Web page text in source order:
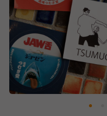
20代や30代の若手正社員
店長は評価や売上予算達
可能です♪
実力次第で随時昇格・昇
スキルを存分に発揮して
2017年の創業以来、破
勢いを止めない為にも、
なって活躍してくださる